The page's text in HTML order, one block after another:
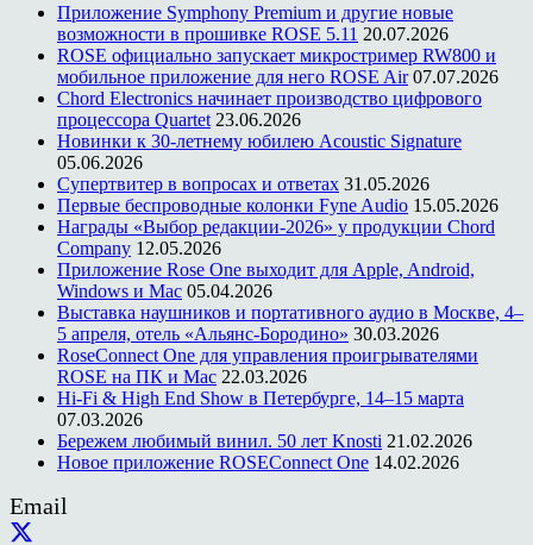
Приложение Symphony Premium и другие новые
возможности в прошивке ROSE 5.11 20.07.2026
ROSE официально запускает микростример RW800 и
мобильное приложение для него ROSE Air 07.07.2026
Chord Electronics начинает производство цифрового
процессора Quartet 23.06.2026
Новинки к 30-летнему юбилею Acoustic Signature
05.06.2026
Супертвитер в вопросах и ответах 31.05.2026
Первые беспроводные колонки Fyne Audio 15.05.2026
Награды «Выбор редакции-2026» у продукции Chord
Company 12.05.2026
Приложение Rose One выходит для Apple, Android,
Windows и Mac 05.04.2026
Выставка наушников и портативного аудио в Москве, 4–
5 апреля, отель «Альянс-Бородино» 30.03.2026
RoseConnect One для управления проигрывателями
ROSE на ПК и Mac 22.03.2026
Hi-Fi & High End Show в Петербурге, 14–15 марта
07.03.2026
Бережем любимый винил. 50 лет Knosti 21.02.2026
Новое приложение ROSEConnect One 14.02.2026
Email